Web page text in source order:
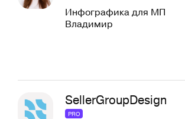
Инфографика для МП
Владимир
SellerGroupDesign
PRO